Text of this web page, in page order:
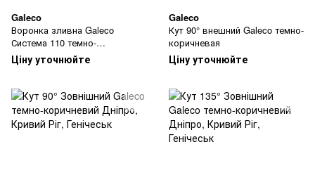
Galeco
Воронка зливна Galeco
Система 110 темно-
коричневая
Ціну уточнюйте
Galeco
Кут 90° внешний Galeco темно-
коричневая
Ціну уточнюйте